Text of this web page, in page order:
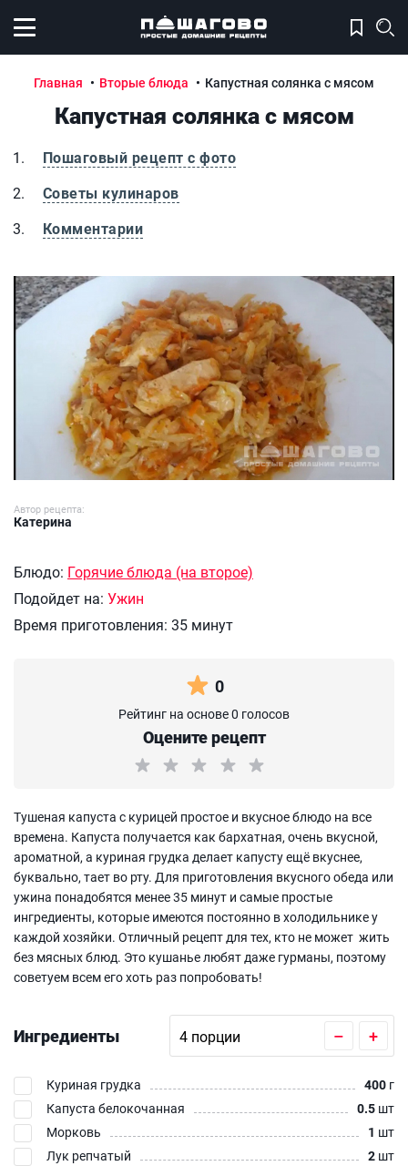
Открыть меню
Главная Вторые блюда Капустная солянка с мясом
Капустная солянка с мясом
Пошаговый рецепт с фото
Советы кулинаров
Комментарии
Капустная солянка с мясом
Автор рецепта:
Катерина
Блюдо: Горячие блюда (на второе)
Подойдет на: Ужин
Время приготовления: 35 минут
0
Рейтинг на основе 0 голосов
Оцените рецепт
Тушеная капуста с курицей простое и вкусное блюдо на все
времена. Капуста получается как бархатная, очень вкусной,
ароматной, а куриная грудка делает капусту ещё вкуснее,
буквально, тает во рту. Для приготовления вкусного обеда или
ужина понадобятся менее 35 минут и самые простые
ингредиенты, которые имеются постоянно в холодильнике у
каждой хозяйки. Отличный рецепт для тех, кто не может жить
без мясных блюд. Это кушанье любят даже гурманы, поэтому
советуем всем его хоть раз попробовать!
Ингредиенты – +
Куриная грудка 400 г
Капуста белокочанная
0.5 шт
Морковь
1 шт
Лук репчатый
2 шт